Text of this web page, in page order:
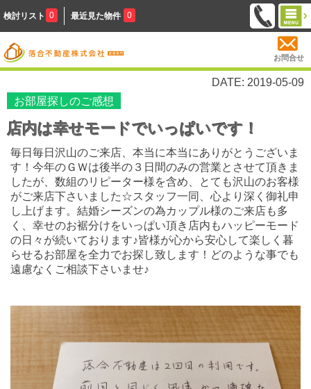
検討リスト 0 最近見た物件 0
お問合せ
DATE: 2019-05-09
お部屋探しのご感想
店内は幸せモードでいっぱいです！
毎日毎日沢山のご来店、本当に本当にありがとうございま
す！今年のＧＷは後半の３日間のみの営業とさせて頂きま
したが、数組のリピーター様を含め、とても沢山のお客様
がご来店下さいました☆スタッフ一同、心より深く御礼申
し上げます。結婚シーズンの為カップル様のご来店も多
く、幸せのお裾分けをいっぱい頂き店内もハッピーモード
の日々が続いております♪皆様が心から安心して楽しく暮
らせるお部屋を全力でお探し致します！どのような事でも
遠慮なくご相談下さいませ♪